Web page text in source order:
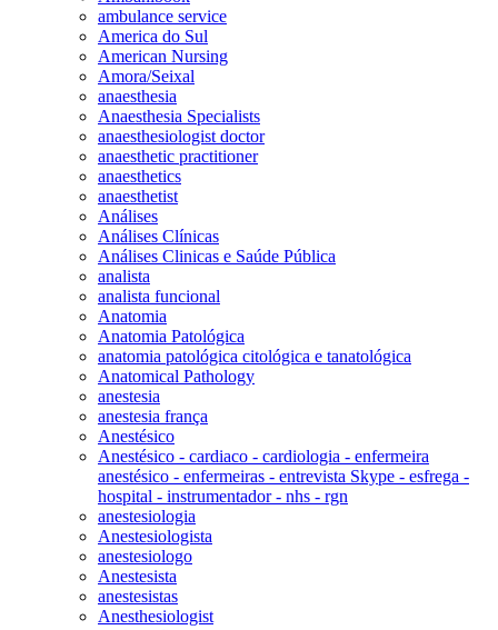
ambulance service
America do Sul
American Nursing
Amora/Seixal
anaesthesia
Anaesthesia Specialists
anaesthesiologist doctor
anaesthetic practitioner
anaesthetics
anaesthetist
Análises
Análises Clínicas
Análises Clinicas e Saúde Pública
analista
analista funcional
Anatomia
Anatomia Patológica
anatomia patológica citológica e tanatológica
Anatomical Pathology
anestesia
anestesia frança
Anestésico
Anestésico - cardiaco - cardiologia - enfermeira
anestésico - enfermeiras - entrevista Skype - esfrega -
hospital - instrumentador - nhs - rgn
anestesiologia
Anestesiologista
anestesiologo
Anestesista
anestesistas
Anesthesiologist